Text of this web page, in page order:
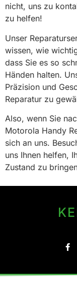
nicht, uns zu
zu helfen!
Unser
wissen, wie
dass Sie es so
Händen halten.
Präzision und
Reparatur zu
Also, wenn Sie
Motorola Handy
sich an uns.
uns Ihnen helfen,
Zustand zu